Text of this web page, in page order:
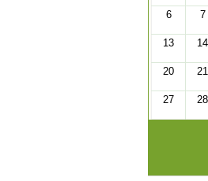
6 7
13 14
20 21
27 28